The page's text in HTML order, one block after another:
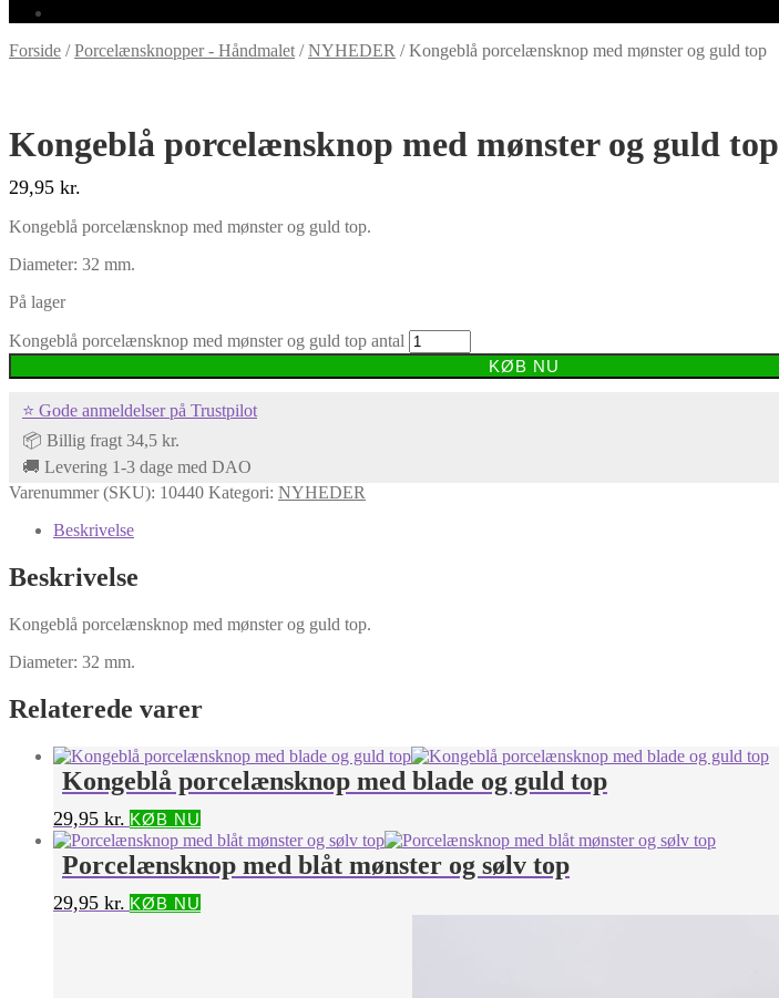
Forside /Porcelænsknopper - Håndmalet /NYHEDER /Kongeblå porcelænsknop med mønster og guld top
Kongeblå porcelænsknop med mønster og guld top
29,95 kr.
Kongeblå porcelænsknop med mønster og guld top.
Diameter: 32 mm.
På lager
Kongeblå porcelænsknop med mønster og guld top antal
KØB NU
⭐ Gode anmeldelser på Trustpilot
📦 Billig fragt 34,5 kr.
🚚 Levering 1-3 dage med DAO
Varenummer (SKU): 10440 Kategori: NYHEDER
Beskrivelse
Beskrivelse
Kongeblå porcelænsknop med mønster og guld top.
Diameter: 32 mm.
Relaterede varer
Kongeblå porcelænsknop med blade og guld top
29,95 kr. KØB NU
Porcelænsknop med blåt mønster og sølv top
29,95 kr. KØB NU